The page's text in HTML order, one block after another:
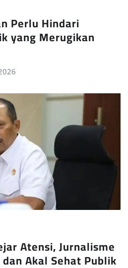
Perlu Hindari
yang Merugikan
Atensi, Jurnalisme
Akal Sehat Publik